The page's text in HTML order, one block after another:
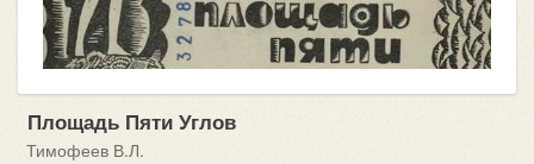
Площадь Пяти Углов
Тимофеев В.Л.